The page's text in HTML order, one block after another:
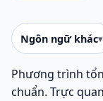
Ngôn ngữ khác
Phương trình
chuẩn. Trực